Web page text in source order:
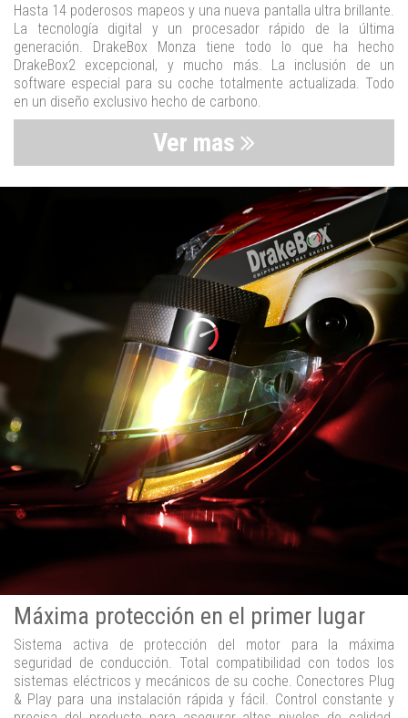
Hasta 14 poderosos mapeos y una nueva pantalla ultra brillante.
La tecnología digital y un procesador rápido de la última
generación. DrakeBox Monza tiene todo lo que ha hecho
DrakeBox2 excepcional, y mucho más. La inclusión de un
software especial para su coche totalmente actualizada. Todo
en un diseño exclusivo hecho de carbono.
Ver mas
Máxima protección en el primer lugar
Sistema activa de protección del motor para la máxima
seguridad de conducción. Total compatibilidad con todos los
sistemas eléctricos y mecánicos de su coche. Conectores Plug
& Play para una instalación rápida y fácil. Control constante y